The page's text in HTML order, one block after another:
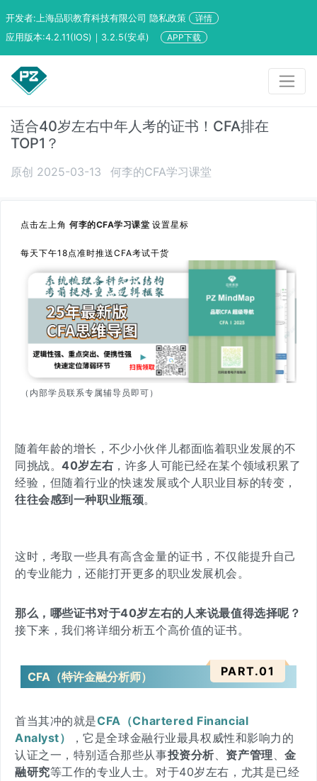
开发者:上海品职教育科技有限公司 隐私政策
详情
应用版本:4.2.11(IOS)｜3.2.5(安卓)
APP下载
适合40岁左右中年人考的证书！CFA排在
TOP1？
原创 2025-03-13 何李的CFA学习课堂
点击左上角 何李的CFA学习课堂 设置星标
每天下午18点准时推送CFA考试干货
（内部学员联系专属辅导员即可）
随着年龄的增长，不少小伙伴儿都面临着职业发展的不
同挑战。40岁左右 ，许多人可能已经在某个领域积累了
经验，但随着行业的快速发展或个人职业目标的转变，
往往会感到一种职业瓶颈。
这时， 考取一些具有高含金量的证书，不仅能提升自己
的专业能力，还能打开更多的职业发展机会。
那么，哪些证书对于40岁左右的人来说最值得选择呢？
接下来，我们将详细分析五个高价值的证书。
CFA（特许金融分析师） PART.01
首当其冲的就是CFA（Chartered Financial
Analyst）
，它 是全球金融行业最具权威性和影响力的
认证之一，特别适合那些从事投资分析、 资产管理 、金
融研究等工作的专业人士。对于40岁左右，尤其是已经